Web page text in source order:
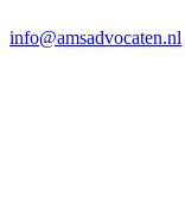
info@amsadvocaten.nl